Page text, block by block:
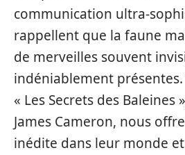
communication ultra-
rappellent que la faune
de merveilles souvent
indéniablement
« Les Secrets des Baleines
James Cameron, nous
inédite dans leur monde